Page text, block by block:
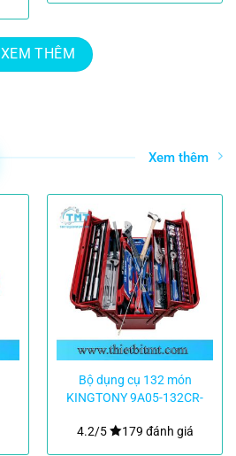
XEM THÊM
Xem thêm
Bộ dụng cụ 132 món
KINGTONY 9A05-132CR-
4.2/5
179 đánh giá